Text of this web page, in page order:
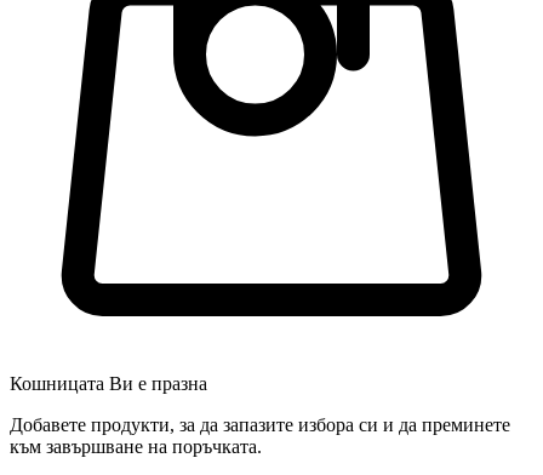
Кошницата Ви е празна
Добавете продукти, за да запазите избора си и да преминете
към завършване на поръчката.